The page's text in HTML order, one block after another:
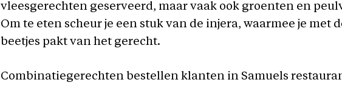
vleesgerechten geserveerd, maar vaak ook groenten en
Om te eten scheur je een stuk van de injera, waarmee je met
beetjes pakt van het gerecht.
Combinatiegerechten bestellen klanten in Samuels